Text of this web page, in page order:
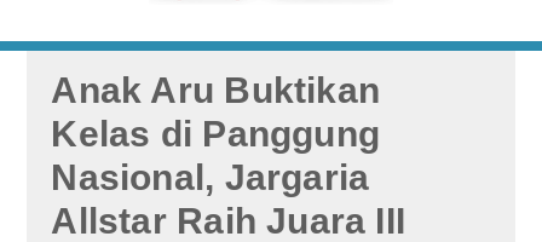
Anak Aru Buktikan
Kelas di Panggung
Nasional, Jargaria
Allstar Raih Juara III